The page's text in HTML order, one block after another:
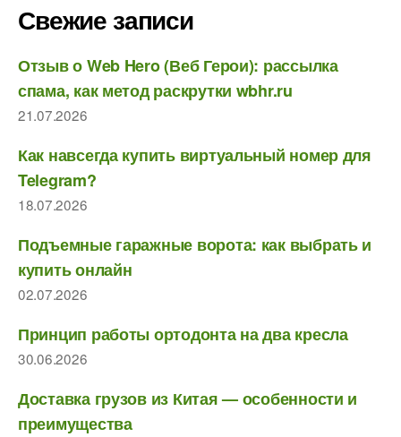
Свежие записи
Отзыв о Web Hero (Веб Герои): рассылка
спама, как метод раскрутки wbhr.ru
21.07.2026
Как навсегда купить виртуальный номер для
Telegram?
18.07.2026
Подъемные гаражные ворота: как выбрать и
купить онлайн
02.07.2026
Принцип работы ортодонта на два кресла
30.06.2026
Доставка грузов из Китая — особенности и
преимущества